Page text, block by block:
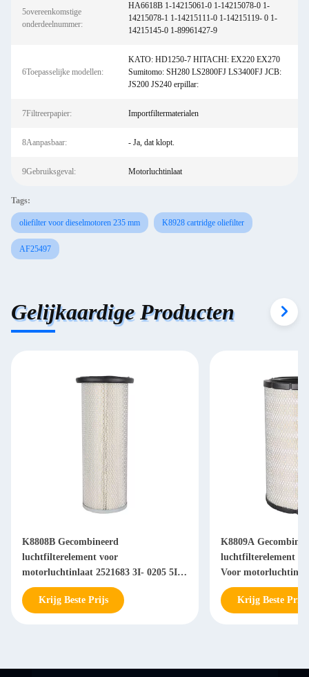
5overeenkomstige
onderdeelnummer:
HA6618B 1-14215061-0 1-14215078-0 1-
14215078-1 1-14215111-0 1-14215119- 0 1-
14215145-0 1-89961427-9
6Toepasselijke modellen:
KATO: HD1250-7 HITACHI: EX220 EX270
Sumitomo: SH280 LS2800FJ LS3400FJ JCB:
JS200 JS240 erpillar:
7Filtreerpapier: Importfiltermaterialen
8Aanpasbaar: - Ja, dat klopt.
9Gebruiksgeval: Motorluchtinlaat
Tags:
oliefilter voor dieselmotoren 235 mm K8928 cartridge oliefilter
AF25497
Gelijkaardige Producten
K8808B Gecombineerd
luchtfilterelement voor
motorluchtinlaat 2521683 3I- 0205 5I-
5208
Krijg Beste Prijs
K8809A
luchtfilterelement
Voor
Krijg Beste Prijs